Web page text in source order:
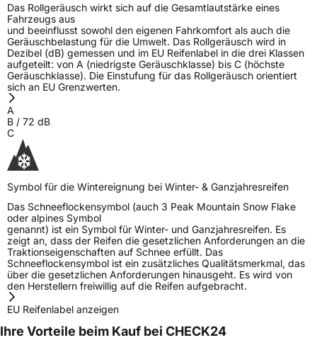
Das Rollgeräusch wirkt sich auf die Gesamtlautstärke eines
Fahrzeugs aus
und beeinflusst sowohl den eigenen Fahrkomfort als auch die
Geräuschbelastung für die Umwelt. Das Rollgeräusch wird in
Dezibel (dB) gemessen und im EU Reifenlabel in die drei Klassen
aufgeteilt: von A (niedrigste Geräuschklasse) bis C (höchste
Geräuschklasse). Die Einstufung für das Rollgeräusch orientiert
sich an EU Grenzwerten.
A
B / 72 dB
C
Symbol für die Wintereignung bei Winter- & Ganzjahresreifen
Das Schneeflockensymbol (auch 3 Peak Mountain Snow Flake
oder alpines Symbol
genannt) ist ein Symbol für Winter- und Ganzjahresreifen. Es
zeigt an, dass der Reifen die gesetzlichen Anforderungen an die
Traktionseigenschaften auf Schnee erfüllt. Das
Schneeflockensymbol ist ein zusätzliches Qualitätsmerkmal, das
über die gesetzlichen Anforderungen hinausgeht. Es wird von
den Herstellern freiwillig auf die Reifen aufgebracht.
EU Reifenlabel anzeigen
Ihre Vorteile beim Kauf bei CHECK24